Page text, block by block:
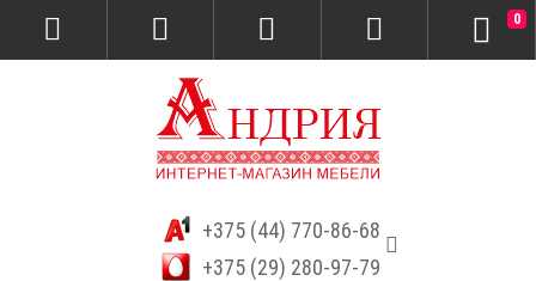
+375 (44) 770-86-68
+375 (29) 280-97-79
0